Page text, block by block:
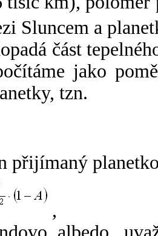
Sluncem a
část
jako
tzn.
přijímaný
,